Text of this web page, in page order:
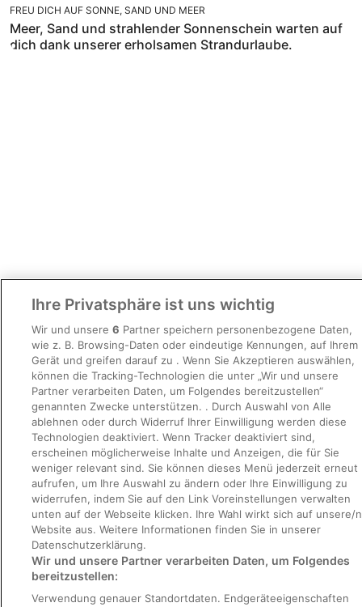
FREU DICH AUF SONNE, SAND UND MEER
Meer, Sand und strahlender Sonnenschein warten auf
dich dank unserer erholsamen Strandurlaube.
KULTUR, GESCHICHTE UND GUTES ESSEN
Tauche ein in den Rhythmus der Stadt mit unseren
urbanen Abenteuern.
Richtlinien
Datenschutzerklärung
Nutzungsbedingungen
Cookie-Erklärung
Barrierefreiheit
Hilfe
So sortieren wir Suchergebnisse
Inhaltsrichtlinien und Melden von Inhalten
Ihre Privatsphäre ist uns wichtig
Wir und unsere 6 Partner speichern personenbezogene Daten,
wie z. B. Browsing-Daten oder eindeutige Kennungen, auf Ihrem
Gerät und greifen darauf zu . Wenn Sie Akzeptieren auswählen,
können die Tracking-Technologien die unter „Wir und unsere
Partner verarbeiten Daten, um Folgendes bereitzustellen“
genannten Zwecke unterstützen. . Durch Auswahl von Alle
ablehnen oder durch Widerruf Ihrer Einwilligung werden diese
Technologien deaktiviert. Wenn Tracker deaktiviert sind,
erscheinen möglicherweise Inhalte und Anzeigen, die für Sie
weniger relevant sind. Sie können dieses Menü jederzeit erneut
aufrufen, um Ihre Auswahl zu ändern oder Ihre Einwilligung zu
widerrufen, indem Sie auf den Link Voreinstellungen verwalten
unten auf der Webseite klicken. Ihre Wahl wirkt sich auf unsere/n
Website aus. Weitere Informationen finden Sie in unserer
Datenschutzerklärung.
Wir und unsere Partner verarbeiten Daten, um Folgendes
bereitzustellen:
Verwendung genauer Standortdaten. Endgeräteeigenschaften